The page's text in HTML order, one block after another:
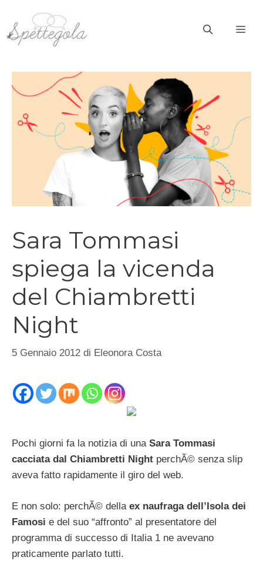
contenuto
Sara Tommasi
spiega la vicenda
del Chiambretti
Night
5 Gennaio 2012 di Eleonora Costa
Pochi giorni fa la notizia di una Sara Tommasi
cacciata dal Chiambretti Night perchÃ© senza slip
aveva fatto rapidamente il giro del web.
E non solo: perchÃ© della ex naufraga dell’Isola dei
Famosi e del suo “affronto” al presentatore del
programma di successo di Italia 1 ne avevano
praticamente parlato tutti.